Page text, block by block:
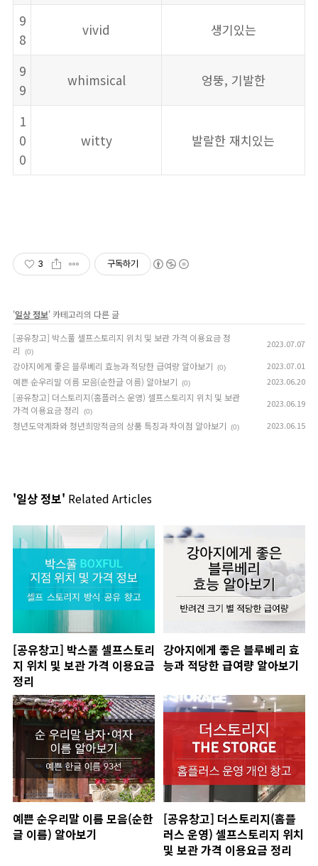
9
8
vivid 생기있는
9
9
whimsical 엉뚱, 기발한
1
0
0
witty 발랄한 재치있는
3 구독하기
'일상 정보' 카테고리의 다른 글
[공유창고] 박스풀 셀프스토리지 위치 및 보관 가격 이용요금 정
리
(0)
2023.07.07
강아지에게 좋은 블루베리 효능과 적당한 급여량 알아보기 (0) 2023.07.01
예쁜 순우리말 이름 모음(순한글 이름) 알아보기 (0) 2023.06.20
[공유창고] 더스토리지(홈플러스 운영) 셀프스토리지 위치 및 보관
가격 이용요금 정리
(0)
2023.06.19
청년도약계좌와 청년희망적금의 상품 특징과 차이점 알아보기 (0) 2023.06.15
'일상 정보' Related Articles
[공유창고] 박스풀 셀프스토리
지 위치 및 보관 가격 이용요금
정리
강아지에게 좋은 블루베리 효
능과 적당한 급여량 알아보기
예쁜 순우리말 이름 모음(순한
글 이름) 알아보기
[공유창고] 더스토리지(홈플
러스 운영) 셀프스토리지 위치
및 보관 가격 이용요금 정리